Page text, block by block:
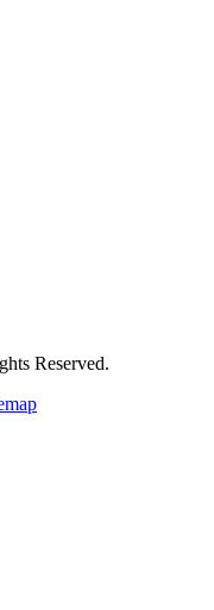
Reserved.